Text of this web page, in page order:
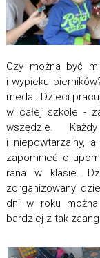
Czy można być
i wypieku
medal. Dzieci
w całej szkole -
wszędzie.
i niepowtarzalny,
zapomnieć o
rana w klasie.
zorganizowany
dni w roku
bardziej z tak